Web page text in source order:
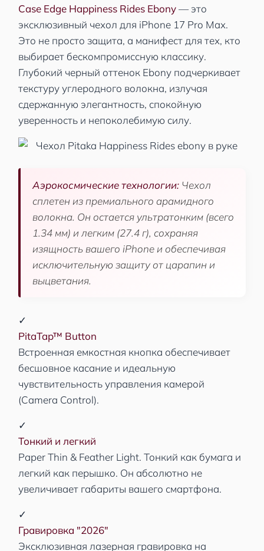
Case Edge Happiness Rides Ebony— это
эксклюзивный чехол для iPhone 17 Pro Max.
Это не просто защита, а манифест для тех, кто
выбирает бескомпромиссную классику.
Глубокий черный оттенок Ebony подчеркивает
текстуру углеродного волокна, излучая
сдержанную элегантность, спокойную
уверенность и непоколебимую силу.
Аэрокосмические технологии: Чехол
сплетен из премиального арамидного
волокна. Он остается ультратонким (всего
1.34 мм) и легким (27.4 г), сохраняя
изящность вашего iPhone и обеспечивая
исключительную защиту от царапин и
выцветания.
✓
PitaTap™ Button
Встроенная емкостная кнопка обеспечивает
бесшовное касание и идеальную
чувствительность управления камерой
(Camera Control).
✓
Тонкий и легкий
Paper Thin & Feather Light. Тонкий как бумага и
легкий как перышко. Он абсолютно не
увеличивает габариты вашего смартфона.
✓
Гравировка "2026"
Эксклюзивная лазерная гравировка на